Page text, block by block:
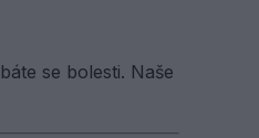
se bolesti. Naše